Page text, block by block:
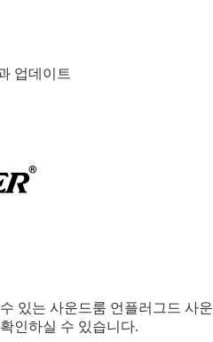
업데이트
있는 사운드룸 언플러그드 사운
인하실 수 있습니다.